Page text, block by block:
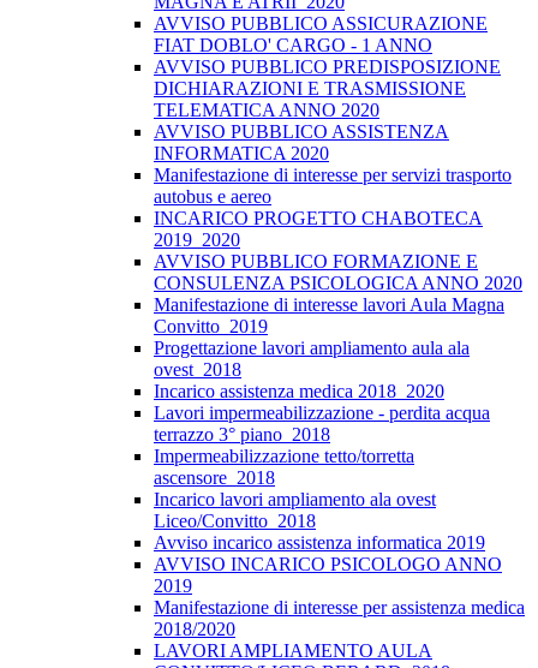
AVVISO PUBBLICO ASSICURAZIONE
FIAT DOBLO' CARGO - 1 ANNO
AVVISO PUBBLICO PREDISPOSIZIONE
DICHIARAZIONI E TRASMISSIONE
TELEMATICA ANNO 2020
AVVISO PUBBLICO ASSISTENZA
INFORMATICA 2020
Manifestazione di interesse per servizi trasporto
autobus e aereo
INCARICO PROGETTO CHABOTECA
2019_2020
AVVISO PUBBLICO FORMAZIONE E
CONSULENZA PSICOLOGICA ANNO 2020
Manifestazione di interesse lavori Aula Magna
Convitto_2019
Progettazione lavori ampliamento aula ala
ovest_2018
Incarico assistenza medica 2018_2020
Lavori impermeabilizzazione - perdita acqua
terrazzo 3° piano_2018
Impermeabilizzazione tetto/torretta
ascensore_2018
Incarico lavori ampliamento ala ovest
Liceo/Convitto_2018
Avviso incarico assistenza informatica 2019
AVVISO INCARICO PSICOLOGO ANNO
2019
Manifestazione di interesse per assistenza medica
2018/2020
LAVORI AMPLIAMENTO AULA